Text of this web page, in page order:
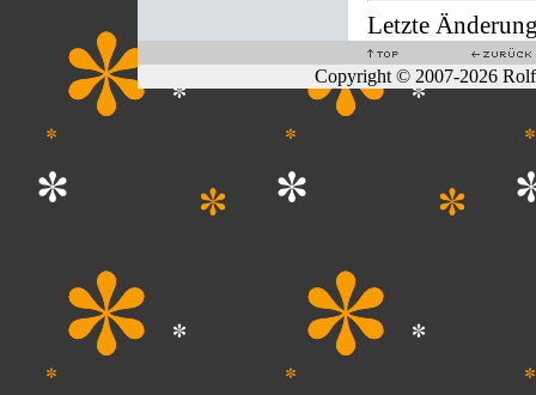
Letzte
Copyright © 2007-2026